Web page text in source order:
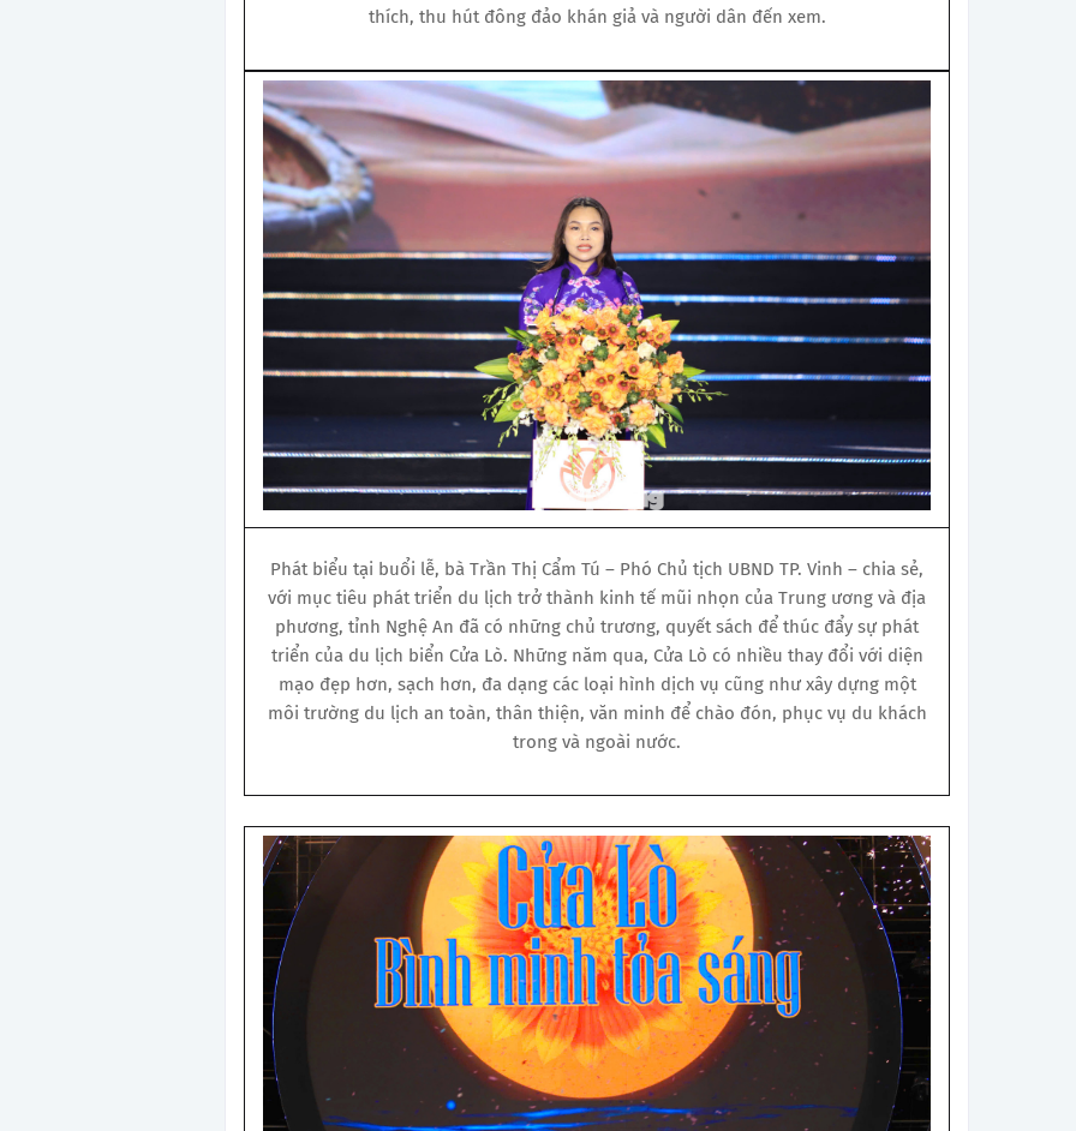
thích, thu hút đông đảo khán giả và người dân đến xem.
Phát biểu tại buổi lễ, bà Trần Thị Cẩm Tú – Phó Chủ tịch UBND TP. Vinh – chia sẻ,
với mục tiêu phát triển du lịch trở thành kinh tế mũi nhọn của Trung ương và địa
phương, tỉnh Nghệ An đã có những chủ trương, quyết sách để thúc đẩy sự phát
triển của du lịch biển Cửa Lò. Những năm qua, Cửa Lò có nhiều thay đổi với diện
mạo đẹp hơn, sạch hơn, đa dạng các loại hình dịch vụ cũng như xây dựng một
môi trường du lịch an toàn, thân thiện, văn minh để chào đón, phục vụ du khách
trong và ngoài nước.